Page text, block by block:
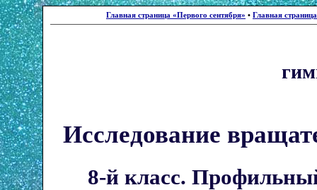
Главная страница «Первого сентября» • Главная
Исследование
8-й класс.